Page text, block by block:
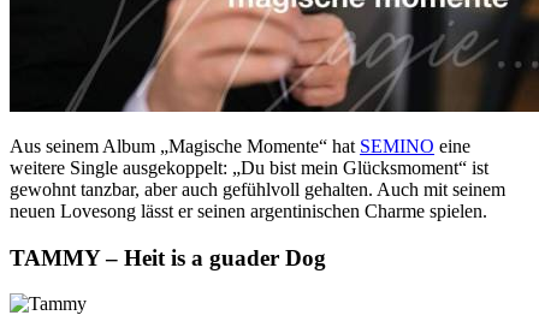
Aus seinem Album „Magische Momente“ hat SEMINO eine
weitere Single ausgekoppelt: „Du bist mein Glücksmoment“ ist
gewohnt tanzbar, aber auch gefühlvoll gehalten. Auch mit seinem
neuen Lovesong lässt er seinen argentinischen Charme spielen.
TAMMY – Heit is a guader Dog